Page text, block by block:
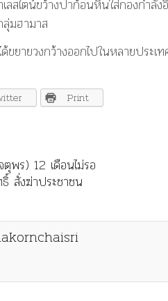
สไตน์ขว้างปาก้อนหินใส่กองกำลั
มฮามาส
ขยายวงกว้างออกไปในหลายประ
Print
พร) 12 เดือนไม่รอ
สั่งฆ่าประชาชน